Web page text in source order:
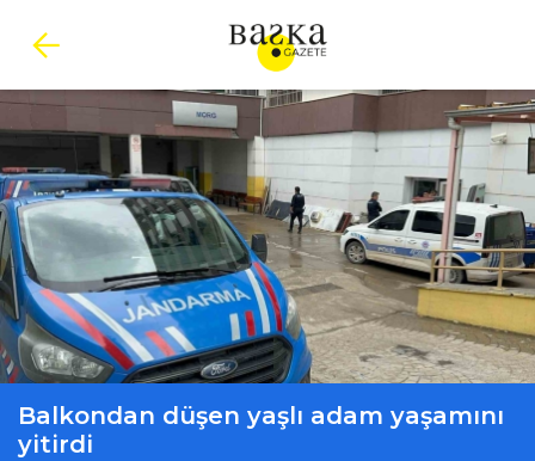
Balkondan düşen yaşlı adam yaşamını
yitirdi